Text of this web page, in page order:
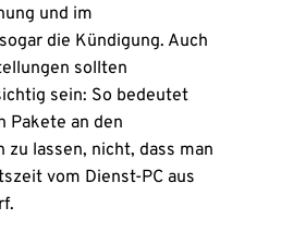
und im
die Kündigung. Auch
sollten
sein: So bedeutet
Pakete an den
lassen, nicht, dass man
vom Dienst-PC aus